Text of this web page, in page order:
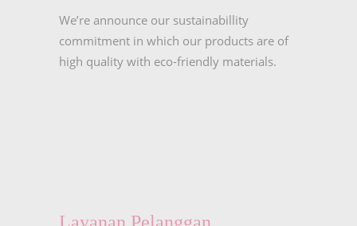
We’re announce our sustainabillity
commitment in which our products are of
high quality with eco-friendly materials.
Layanan Pelanggan